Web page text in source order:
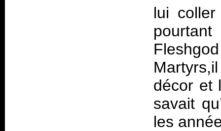
lui
décor et
savait
les